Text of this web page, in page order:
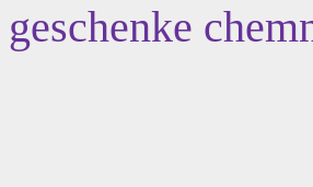
geschenke